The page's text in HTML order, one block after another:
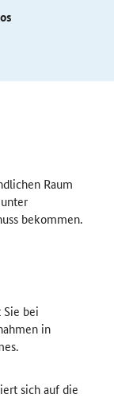
Raum
bekommen.
bei
in
sich auf die